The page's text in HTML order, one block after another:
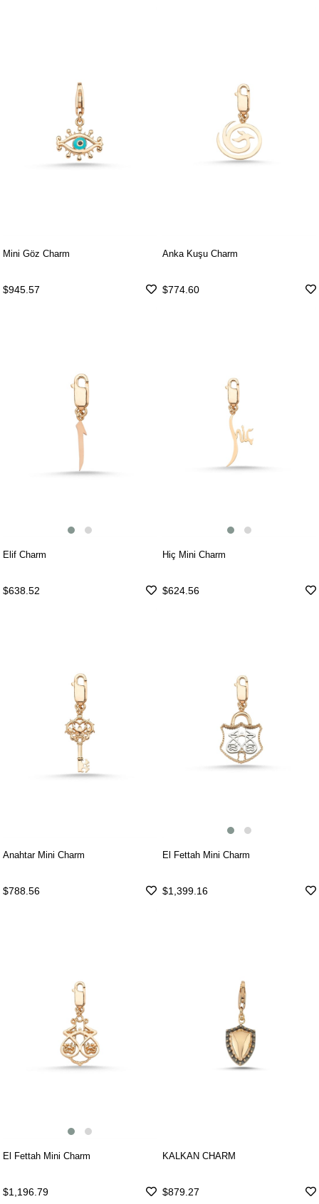
Mini Göz Charm
$945.57
Anka Kuşu Charm
$774.60
Elif Charm
$638.52
Hiç Mini Charm
$624.56
Anahtar Mini Charm
$788.56
El Fettah Mini Charm
$1,399.16
El Fettah Mini Charm
$1,196.79
KALKAN CHARM
$879.27